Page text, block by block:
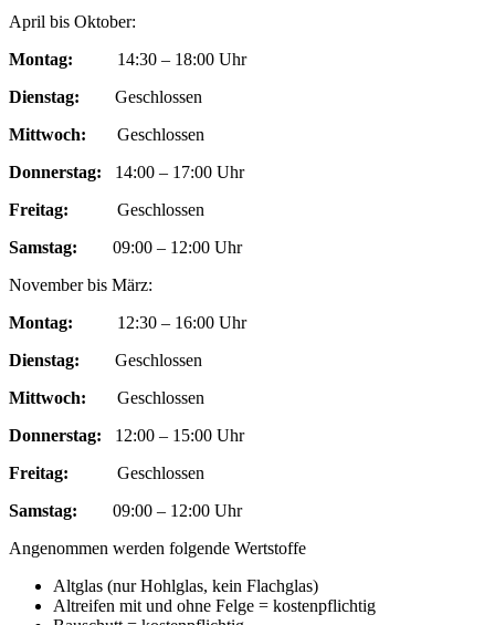
April bis Oktober:
Montag: 14:30 – 18:00 Uhr
Dienstag: Geschlossen
Mittwoch: Geschlossen
Donnerstag: 14:00 – 17:00 Uhr
Freitag: Geschlossen
Samstag:
09:00 – 12:00 Uhr
November bis März:
Montag: 12:30 – 16:00 Uhr
Dienstag: Geschlossen
Mittwoch: Geschlossen
Donnerstag: 12:00 – 15:00 Uhr
Freitag: Geschlossen
Samstag:
09:00 – 12:00 Uhr
Angenommen werden folgende Wertstoffe
Altglas (nur Hohlglas, kein Flachglas)
Altreifen mit und ohne Felge = kostenpflichtig